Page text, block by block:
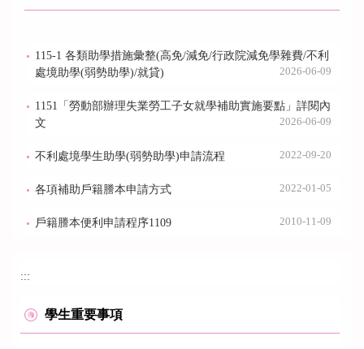
115-1 各類助學措施彙整(高免/減免/行政院減免學雜費/不利
處境助學(弱勢助學)/就貸)
2026-06-09
1151「勞動部辦理失業勞工子女就學補助實施要點」詳閱內
文
2026-06-09
不利處境學生助學(弱勢助學)申請流程 2022-09-20
各項補助戶籍謄本申請方式 2022-01-05
戶籍謄本便利申請程序1109 2010-11-09
:::
學生重要事項